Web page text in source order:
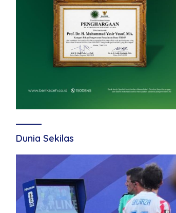
Dunia Sekilas